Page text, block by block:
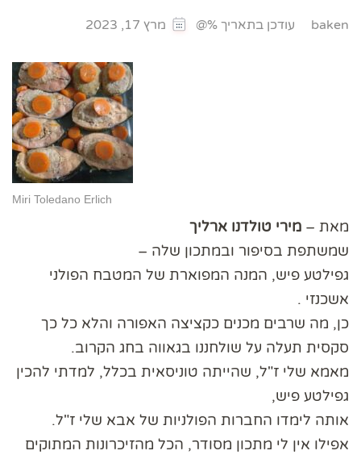
baken עודכן בתאריך %@ מרץ 17, 2023
Miri Toledano Erlich
מאת – מירי טולדנו ארליך
שמשתפת בסיפור ובמתכון שלה –
גפילטע פיש, המנה המפוארת של המטבח הפולני
אשכנזי .
כן, מה שרבים מכנים כקציצה האפורה והלא כל כך
סקסית תעלה על שולחננו בגאווה בחג הקרוב.
מאמא שלי ז"ל, שהייתה טוניסאית בכלל, למדתי להכין
גפילטע פיש,
אותה לימדו החברות הפולניות של אבא שלי ז"ל.
אפילו אין לי מתכון מסודר, הכל מהזיכרונות המתוקים